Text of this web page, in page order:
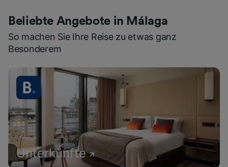
Beliebte Angebote in Málaga
So machen Sie Ihre Reise zu etwas ganz
Besonderem
Unterkünfte